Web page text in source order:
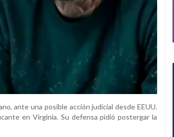
ante una posible acción judicial desde EEUU.
en Virginia. Su defensa pidió postergar la